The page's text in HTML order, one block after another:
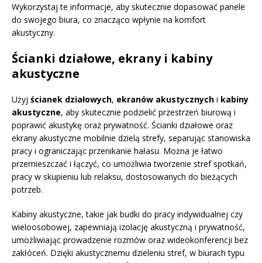
Wykorzystaj te informacje, aby skutecznie dopasować panele
do swojego biura, co znacząco wpłynie na komfort
akustyczny.
Ścianki działowe, ekrany i kabiny
akustyczne
Użyj ścianek działowych, ekranów akustycznych i kabiny
akustyczne, aby skutecznie podzielić przestrzeń biurową i
poprawić akustykę oraz prywatność. Ścianki działowe oraz
ekrany akustyczne mobilnie dzielą strefy, separując stanowiska
pracy i ograniczając przenikanie hałasu. Można je łatwo
przemieszczać i łączyć, co umożliwia tworzenie stref spotkań,
pracy w skupieniu lub relaksu, dostosowanych do bieżących
potrzeb.
Kabiny akustyczne, takie jak budki do pracy indywidualnej czy
wieloosobowej, zapewniają izolację akustyczną i prywatność,
umożliwiając prowadzenie rozmów oraz wideokonferencji bez
zakłóceń. Dzięki akustycznemu dzieleniu stref, w biurach typu